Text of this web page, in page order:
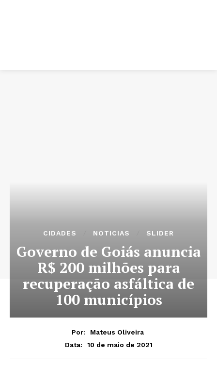
CIDADES NOTICIAS SLIDER
Governo de Goiás anuncia
R$ 200 milhões para
recuperação asfáltica de
100 municípios
Por:
Mateus Oliveira
Data:
10 de maio de 2021